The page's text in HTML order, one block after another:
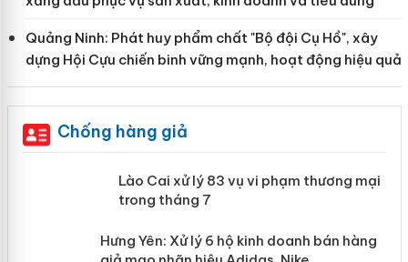
Quảng Ninh: Phát huy phẩm chất "Bộ đội Cụ Hồ", xây
dựng Hội Cựu chiến binh vững mạnh, hoạt động hiệu quả
Chống hàng giả
Lào Cai xử lý 83 vụ vi phạm thương
mại trong tháng 7